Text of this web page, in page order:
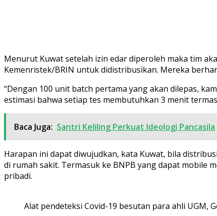
Menurut Kuwat setelah izin edar diperoleh maka tim
Kemenristek/BRIN untuk didistribusikan. Mereka
“Dengan 100 unit batch pertama yang akan dilepas,
estimasi bahwa setiap tes membutuhkan 3 menit
Baca Juga: Santri Keliling Perkuat Ideologi Pancasila
Harapan ini dapat diwujudkan, kata Kuwat, bila
di rumah sakit. Termasuk ke BNPB yang dapat mobile
pribadi.
Alat pendeteksi Covid-19 besutan para ahli UGM,